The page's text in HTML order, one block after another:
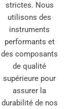
strictes. Nous
utilisons des
instruments
performants et
des composants
de qualité
supérieure pour
assurer la
durabilité de nos